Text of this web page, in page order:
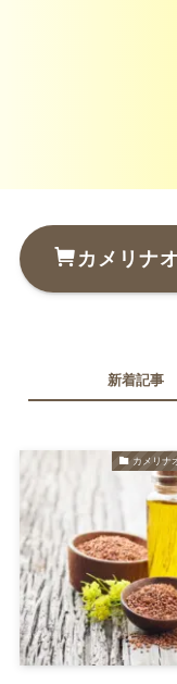
カメリナ
新着記事
カメリナ